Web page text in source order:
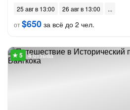
25 авг в 13:00
26 авг в 13:00
от$650 за всё до 2 чел.
4 отзыва